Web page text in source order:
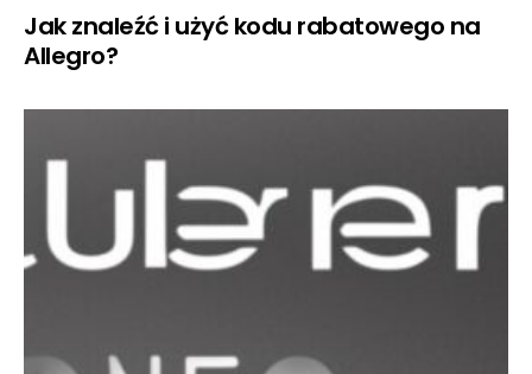
Jak znaleźć i użyć kodu rabatowego na
Allegro?